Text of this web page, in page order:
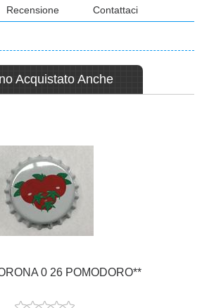
Recensione Contattaci
Acquistato Anche
0 26 POMODORO**